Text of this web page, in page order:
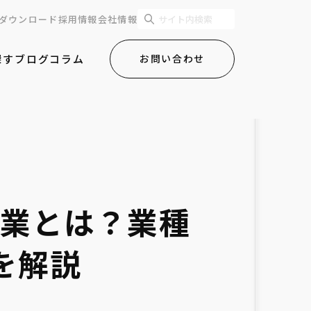
ウンロード採用情報会社情報
ブログコラム お問い合わせ
とは？業種
解説